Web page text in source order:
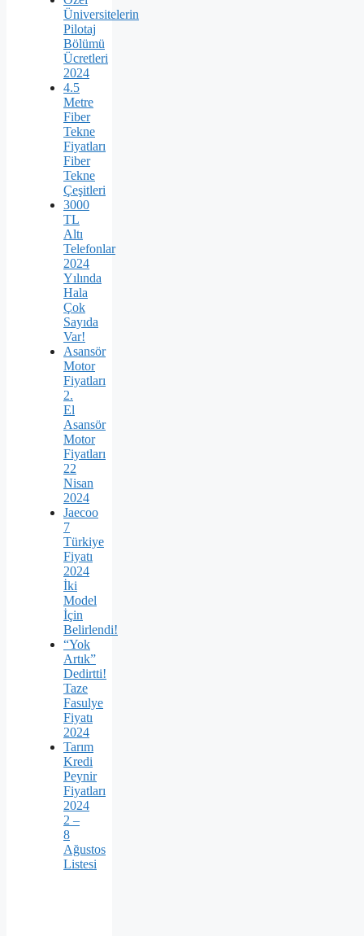
Üniversitelerin
Pilotaj
Bölümü
Ücretleri
2024
4.5
Metre
Fiber
Tekne
Fiyatları
Fiber
Tekne
Çeşitleri
3000
TL
Altı
Telefonlar
2024
Yılında
Hala
Çok
Sayıda
Var!
Asansör
Motor
Fiyatları
2.
El
Asansör
Motor
Fiyatları
22
Nisan
2024
Jaecoo
7
Türkiye
Fiyatı
2024
İki
Model
İçin
Belirlendi!
“Yok
Artık”
Dedirtti!
Taze
Fasulye
Fiyatı
2024
Tarım
Kredi
Peynir
Fiyatları
2024
2 –
8
Ağustos
Listesi